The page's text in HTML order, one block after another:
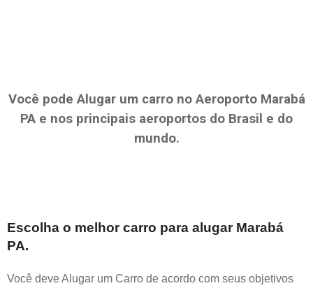
Você pode Alugar um carro no Aeroporto Marabá
PA e nos principais aeroportos do Brasil e do
mundo.
Escolha o melhor carro para alugar Marabá
PA.
Você deve Alugar um Carro de acordo com seus objetivos